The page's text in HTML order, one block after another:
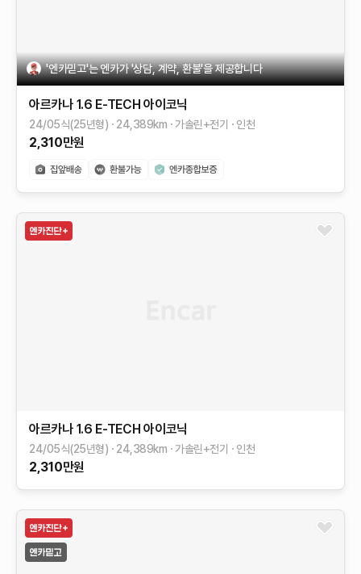
'엔카믿고'는 엔카가 '상담, 계약, 환불'을 제공합니다
아르카나 1.6 E-TECH 아이코닉
24/05식(25년형) 24,389km 가솔린+전기 인천
2,310만원
아르카나 1.6 E-TECH 아이코닉
24/05식(25년형) 24,389km 가솔린+전기 인천
2,310만원